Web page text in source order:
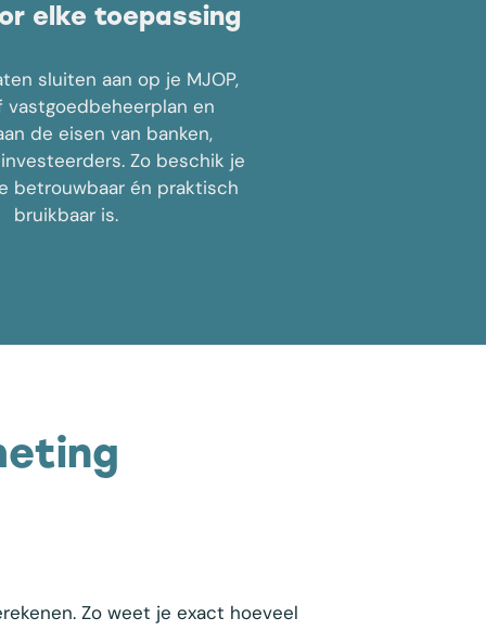
elke toepassing
sluiten aan op je MJOP,
vastgoedbeheerplan en
de eisen van banken,
Zo beschik je
betrouwbaar én praktisch
bruikbaar is.
Zo weet je exact hoeveel